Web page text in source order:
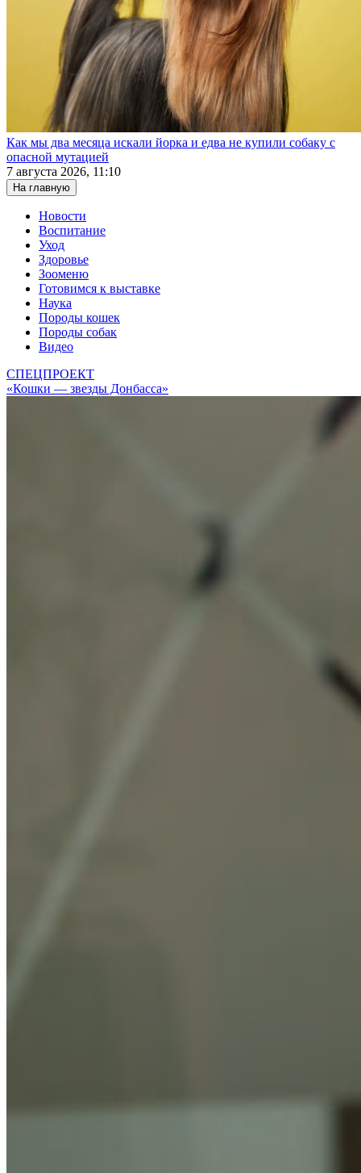
Как мы два месяца искали йорка и едва не купили собаку с
опасной мутацией
7 августа 2026, 11:10
На главную
Новости
Воспитание
Уход
Здоровье
Зооменю
Готовимся к выставке
Наука
Породы кошек
Породы собак
Видео
СПЕЦПРОЕКТ
«Кошки — звезды Донбасса»